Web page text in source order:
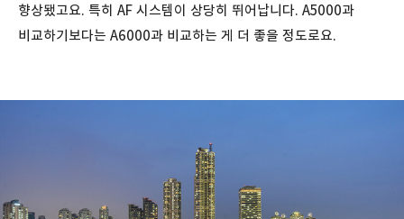
향상됐고요. 특히 AF 시스템이 상당히 뛰어납니다. A5000과
비교하기보다는 A6000과 비교하는 게 더 좋을 정도로요.